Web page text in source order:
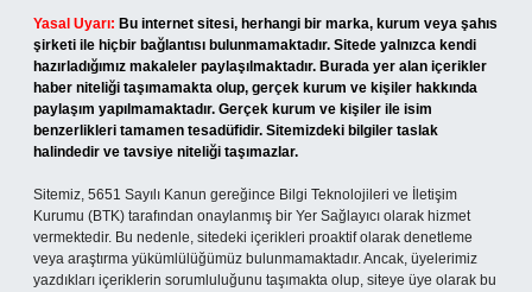
Yasal Uyarı: Bu internet sitesi, herhangi bir marka, kurum veya şahıs
şirketi ile hiçbir bağlantısı bulunmamaktadır. Sitede yalnızca kendi
hazırladığımız makaleler paylaşılmaktadır. Burada yer alan içerikler
haber niteliği taşımamakta olup, gerçek kurum ve kişiler hakkında
paylaşım yapılmamaktadır. Gerçek kurum ve kişiler ile isim
benzerlikleri tamamen tesadüfidir. Sitemizdeki bilgiler taslak
halindedir ve tavsiye niteliği taşımazlar.
Sitemiz, 5651 Sayılı Kanun gereğince Bilgi Teknolojileri ve İletişim
Kurumu (BTK) tarafından onaylanmış bir Yer Sağlayıcı olarak hizmet
vermektedir. Bu nedenle, sitedeki içerikleri proaktif olarak denetleme
veya araştırma yükümlülüğümüz bulunmamaktadır. Ancak, üyelerimiz
yazdıkları içeriklerin sorumluluğunu taşımakta olup, siteye üye olarak bu